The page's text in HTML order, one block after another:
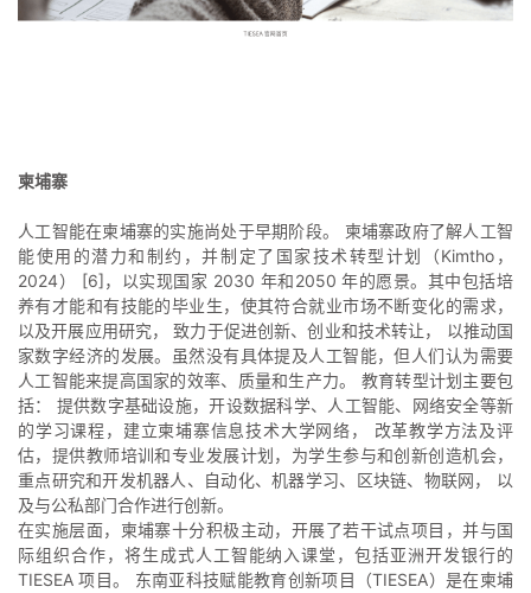
柬埔寨
人工智能在柬埔寨的实施尚处于早期阶段。 柬埔寨政府了解人工智
能使用的潜力和制约，并制定了国家技术转型计划（Kimtho，
2024） [6]，以实现国家 2030 年和2050 年的愿景。其中包括培
养有才能和有技能的毕业生，使其符合就业市场不断变化的需求，
以及开展应用研究， 致力于促进创新、创业和技术转让， 以推动国
家数字经济的发展。虽然没有具体提及人工智能，但人们认为需要
人工智能来提高国家的效率、质量和生产力。 教育转型计划主要包
括： 提供数字基础设施，开设数据科学、人工智能、网络安全等新
的学习课程，建立柬埔寨信息技术大学网络， 改革教学方法及评
估，提供教师培训和专业发展计划，为学生参与和创新创造机会，
重点研究和开发机器人、自动化、机器学习、区块链、物联网， 以
及与公私部门合作进行创新。
在实施层面，柬埔寨十分积极主动，开展了若干试点项目，并与国
际组织合作，将生成式人工智能纳入课堂，包括亚洲开发银行的
TIESEA 项目。 东南亚科技赋能教育创新项目（TIESEA）是在柬埔